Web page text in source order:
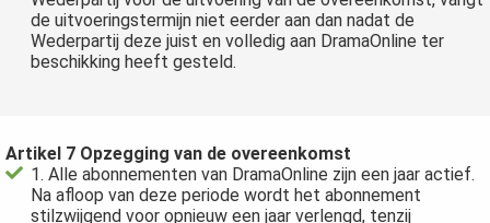
de uitvoeringstermijn niet eerder aan dan nadat de
Wederpartij deze juist en volledig aan DramaOnline ter
beschikking heeft gesteld.
Artikel 7 Opzegging van de overeenkomst
1. Alle abonnementen van DramaOnline zijn een jaar actief.
Na afloop van deze periode wordt het abonnement
stilzwijgend voor opnieuw een jaar verlengd, tenzij